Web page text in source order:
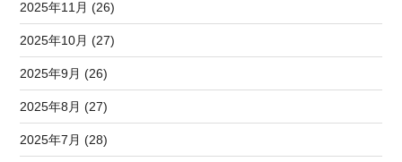
2025年11月 (26)
2025年10月 (27)
2025年9月 (26)
2025年8月 (27)
2025年7月 (28)